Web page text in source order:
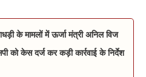
के मामलों में ऊर्जा मंत्री अनिल विज
को केस दर्ज कर कड़ी कार्रवाई के निर्देश